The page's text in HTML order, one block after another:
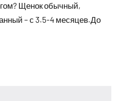
Щенок обычный,
– с 3.5-4 месяцев.До